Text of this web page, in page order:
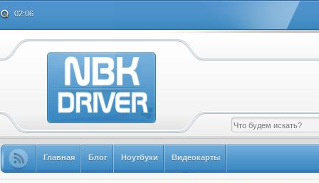
02:06
Главная Блог Ноутбуки Видеокарты